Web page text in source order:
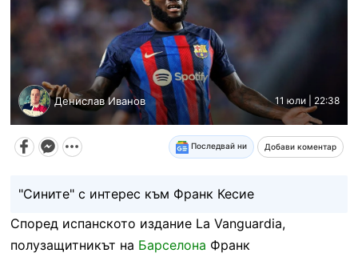
Денислав Иванов 11 юли | 22:38
Последвай ни Добави коментар
"Сините" с интерес към Франк Кесие
Според испанското издание La Vanguardia,
полузащитникът на Барселона Франк